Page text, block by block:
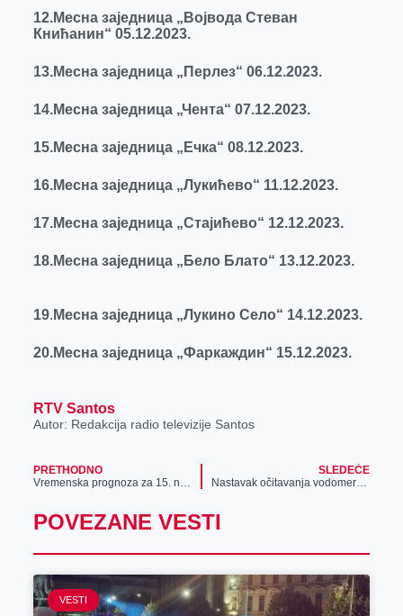
12.Месна заједница „Војвода Стеван
Книћанин“ 05.12.2023.
13.Месна заједница „Перлез“ 06.12.2023.
14.Месна заједница „Чента“ 07.12.2023.
15.Месна заједница „Ечка“ 08.12.2023.
16.Месна заједница „Лукићево“ 11.12.2023.
17.Месна заједница „Стајићево“ 12.12.2023.
18.Месна заједница „Бело Блато“ 13.12.2023.
19. Месна заједница „Лукино Село“ 14.12.2023.
20.Месна заједница „Фаркаждин“ 15.12.2023.
RTV Santos
Autor: Redakcija radio televizije Santos
PRETHODNO
Vremenska prognoza za 15. novembar
SLEDEĆE
Nastavak očitavanja vodomera u naseljenim mestima
POVEZANE VESTI
VESTI